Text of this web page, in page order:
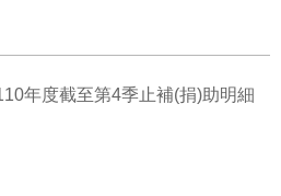
年度截至第4季止補(捐)助明細